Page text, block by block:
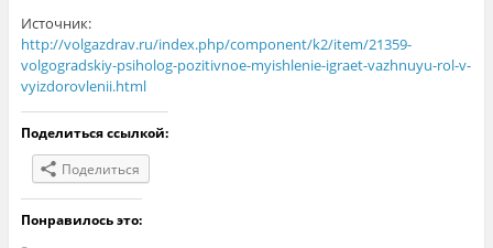
Источник:
http://volgazdrav.ru/index.php/component/k2/item/21359-
volgogradskiy-psiholog-pozitivnoe-myishlenie-igraet-vazhnuyu-rol-v-
vyizdorovlenii.html
Поделиться ссылкой:
Поделиться
Понравилось это: